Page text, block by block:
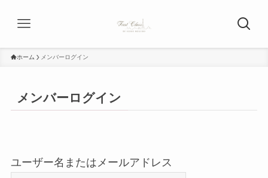
ホーム メンバーログイン
メンバーログイン
ユーザー名またはメールアドレス